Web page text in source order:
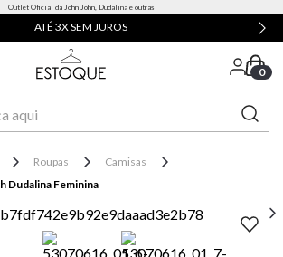
Outlet Oficial da John John, Dudalina e outras
ATÉ 3X SEM JUROS
0
Roupas
Camisas
Dudalina Feminina